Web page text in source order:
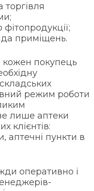
торгівля
приміщень.
покупець
режим роботи
лише аптеки
клієнтів:
аптечні пункти в
оперативно і